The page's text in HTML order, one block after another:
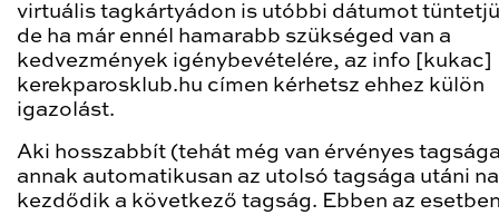
virtuális tagkártyádon is utóbbi dátumot
de ha már ennél hamarabb szükséged van a
kedvezmények igénybevételére, az info [kukac]
kerekparosklub.hu címen kérhetsz ehhez külön
igazolást.
Aki hosszabbít (tehát még van érvényes
annak automatikusan az utolsó tagsága utáni
kezdődik a következő tagság. Ebben az